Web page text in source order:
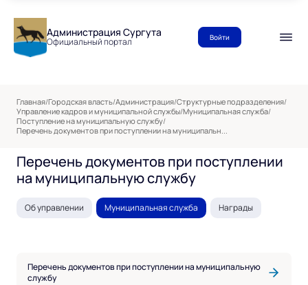
Администрация Сургута
Официальный портал Войти
Главная/Городская власть/Администрация/Структурные подразделения/
Управление кадров и муниципальной службы/Муниципальная служба/
Поступление на муниципальную службу/
Перечень документов при поступлении на муниципальн...
Перечень документов при поступлении
на муниципальную службу
Об управлении Муниципальная служба Награды
Перечень документов при поступлении на муниципальную
службу